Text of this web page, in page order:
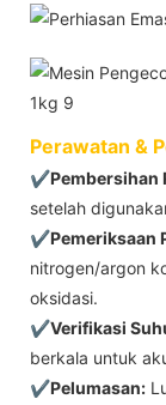
Perawatan &
✔Pembersihan
setelah
✔Pemeriksaan
nitrogen/argon
oksidasi.
✔Verifikasi
berkala untuk
✔Pelumasan: